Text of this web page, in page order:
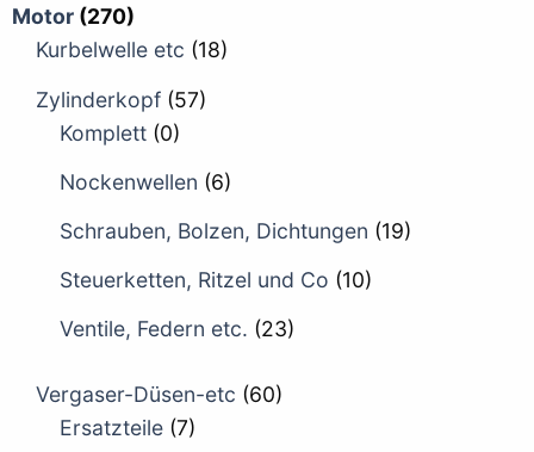
Motor (270)
Kurbelwelle etc (18)
Zylinderkopf (57)
Komplett (0)
Nockenwellen (6)
Schrauben, Bolzen, Dichtungen (19)
Steuerketten, Ritzel und Co (10)
Ventile, Federn etc. (23)
Vergaser-Düsen-etc (60)
Ersatzteile (7)